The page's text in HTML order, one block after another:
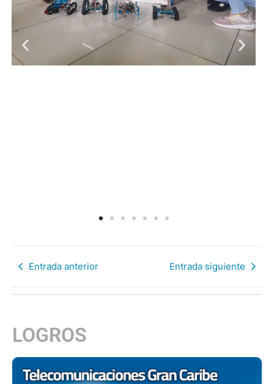
Entrada anterior Entrada siguiente
LOGROS